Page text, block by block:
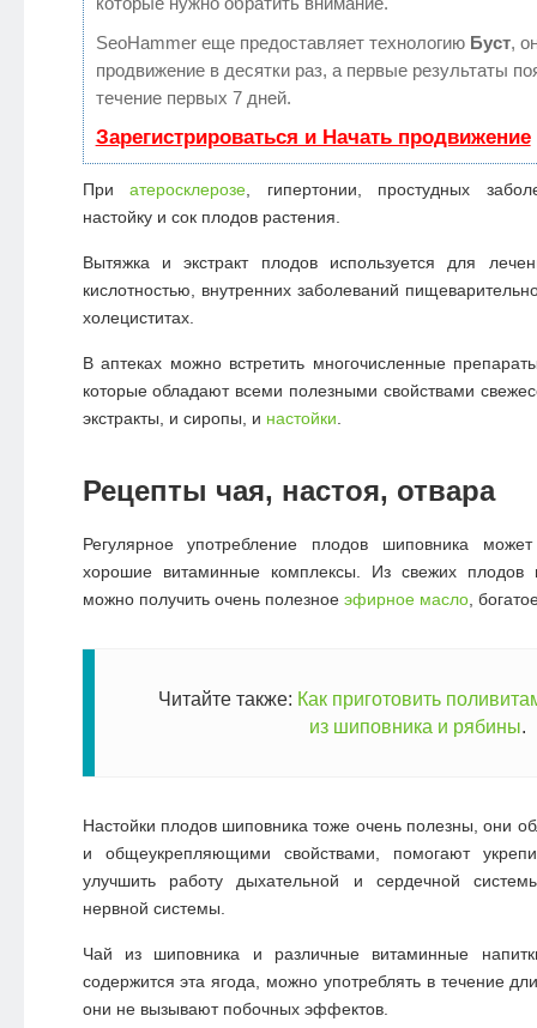
SeoHammer еще предоставляет технологию Буст,
продвижение в десятки раз, а первые результаты
течение первых 7 дней.
Зарегистрироваться и Начать продвижение
Приатеросклерозе , гипертонии, простудных
настойку и сок плодов растения.
Вытяжка и экстракт плодов используется для
кислотностью, внутренних заболеваний
холециститах.
В аптеках можно встретить многочисленные
которые обладают всеми полезными свойствами
экстракты, и сиропы, и настойки
Рецепты чая, настоя, отвара
Регулярное употребление плодов шиповника
хорошие витаминные комплексы. Из свежих плодов
можно получить очень полезное эфирное масло,
Читайте также: Как приготовить
из шиповника и рябины.
Настойки плодов шиповника тоже очень полезны, они
и общеукрепляющими свойствами, помогают
улучшить работу дыхательной и сердечной
нервной системы.
Чай из шиповника и различные витаминные
содержится эта ягода, можно употреблять в течение
они не вызывают побочных эффектов.